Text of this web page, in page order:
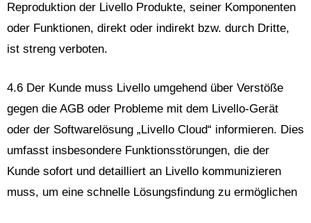
Reproduktion der Livello Produkte, seiner Komponenten
oder Funktionen, direkt oder indirekt bzw. durch Dritte,
ist streng verboten.
4.6 Der Kunde muss Livello umgehend über Verstöße
gegen die AGB oder Probleme mit dem Livello-Gerät
oder der Softwarelösung „Livello Cloud“ informieren. Dies
umfasst insbesondere Funktionsstörungen, die der
Kunde sofort und detailliert an Livello kommunizieren
muss, um eine schnelle Lösungsfindung zu ermöglichen